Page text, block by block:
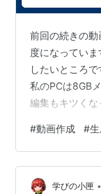
前回の続きの
度になってい
したいところ
私のPCは8GB
編集もキツくな
フが合っている
す。（まあ基
ことはないの
り、できたとこ
#動画作成 #
学びの小匣 •